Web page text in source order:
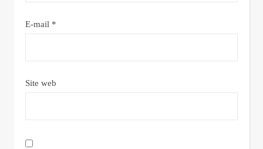
E-mail *
Site web